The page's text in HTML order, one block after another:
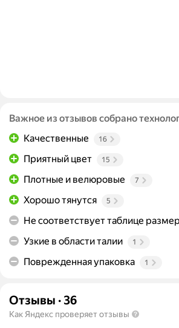
Важное из отзывов собрано
Качественные
16
Приятный цвет 15
Плотные и велюровые 7
Хорошо тянутся 5
Не соответствует таблице
Узкие в области талии 1
Поврежденная упаковка 1
Отзывы · 36
Как Яндекс проверяет отзывы